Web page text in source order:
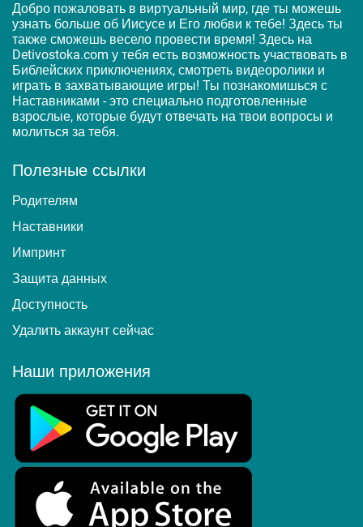
Добро пожаловать в виртуальный мир, где ты можешь
узнать больше об Иисусе и Его любви к тебе! Здесь ты
также сможешь весело провести время! Здесь на
Detivostoka.com у тебя есть возможность участвовать в
Библейских приключениях, смотреть видеоролики и
играть в захватывающие игры! Ты познакомишься с
Наставниками - это специально подготовленные
взрослые, которые будут отвечать на твои вопросы и
молиться за тебя.
Полезные ссылки
Родителям
Наставники
Импринт
Защита данных
Доступность
Удалить аккаунт сейчас
Наши приложения